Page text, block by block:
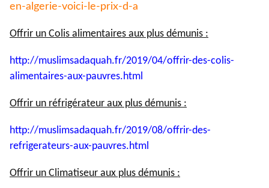
en-algerie-voici-le-prix-d-a
Offrir un Colis alimentaires aux plus démunis :
http://muslimsadaquah.fr/2019/04/offrir-des-colis-
alimentaires-aux-pauvres.html
Offrir un réfrigérateur aux plus démunis :
http://muslimsadaquah.fr/2019/08/offrir-des-
refrigerateurs-aux-pauvres.html
Offrir un Climatiseur aux plus démunis :